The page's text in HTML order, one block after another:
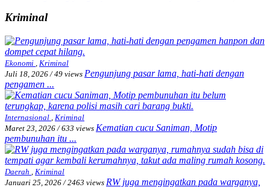
Kriminal
Ekonomi , Kriminal
Juli 18, 2026 / 49 views Pengunjung pasar lama, hati-hati dengan
pengamen ...
Internasional , Kriminal
Maret 23, 2026 / 633 views Kematian cucu Saniman, Motip
pembunuhan itu ...
Daerah , Kriminal
Januari 25, 2026 / 2463 views RW juga mengingatkan pada warganya,